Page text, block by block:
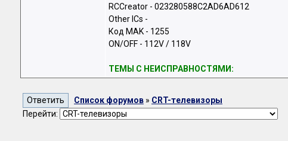
RCCreator - 023280588C2AD6AD612
Other ICs -
Код MAK - 1255
ON/OFF - 112V / 118V
ТЕМЫ С НЕИСПРАВНОСТЯМИ:
Список форумов » CRT-телевизоры
Перейти: